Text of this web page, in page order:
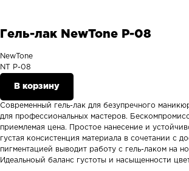
Гель-лак NewTone P-08
NewTone
NT P-08
В корзину
Современный гель-лак для безупречного
для профессиональных мастеров.
приемлемая цена. Простое нанесение и
густая консистенция материала в сочетании с
пигментацией выводит работу с гель-лаком на
Идеальноый баланс густоты и насыщенности